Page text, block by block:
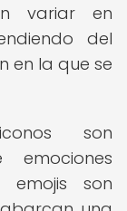
variar en
del
en la que se
son
emociones
emojis son